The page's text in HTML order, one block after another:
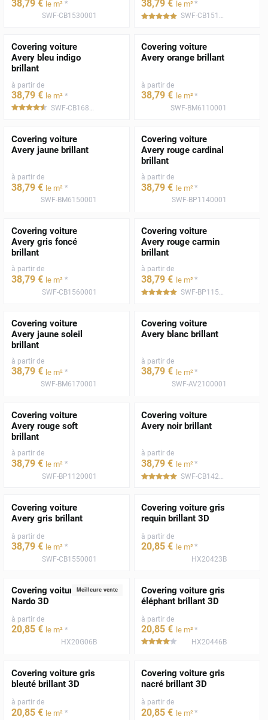
38,79 € le m² *
SWF-CB1530001
38,79 € le m²*
***** SWF-CB1510001
Covering voiture
Avery bleu indigo
brillant
à partir de
38,79 € le m² *
***** SWF-CB1680001
Covering voiture
Avery orange brillant
à partir de
38,79 € le m²*
SWF-BM6110001
Covering voiture
Avery jaune brillant
à partir de
38,79 € le m² *
SWF-BM6150001
Covering voiture
Avery rouge cardinal
brillant
à partir de
38,79 € le m²*
SWF-BP1140001
Covering voiture
Avery gris foncé
brillant
à partir de
38,79 € le m² *
SWF-CB1560001
Covering voiture
Avery rouge carmin
brillant
à partir de
38,79 € le m²*
*****
Covering voiture
Avery jaune soleil
brillant
à partir de
38,79 € le m² *
SWF-BM6170001
Covering voiture
Avery blanc brillant
à partir de
38,79 € le m²*
SWF-AV2100001
Covering voiture
Avery rouge soft
brillant
à partir de
38,79 € le m² *
SWF-BP1120001
Covering voiture
Avery noir brillant
à partir de
38,79 € le m²*
*****
Covering voiture
Avery gris brillant
à partir de
38,79 € le m² *
SWF-CB1550001
Covering voiture gris
requin brillant 3D
à partir de
20,85 € le m²*
HX20423B
Meilleure vente
Covering voiture gris
Nardo 3D
à partir de
20,85 € le m² *
HX20G06B
Covering voiture gris
éléphant brillant 3D
à partir de
20,85 € le m²*
***** HX20446B
Covering voiture gris
bleuté brillant 3D
à partir de
20,85 € le m² *
Covering voiture gris
nacré brillant 3D
à partir de
20,85 € le m²*